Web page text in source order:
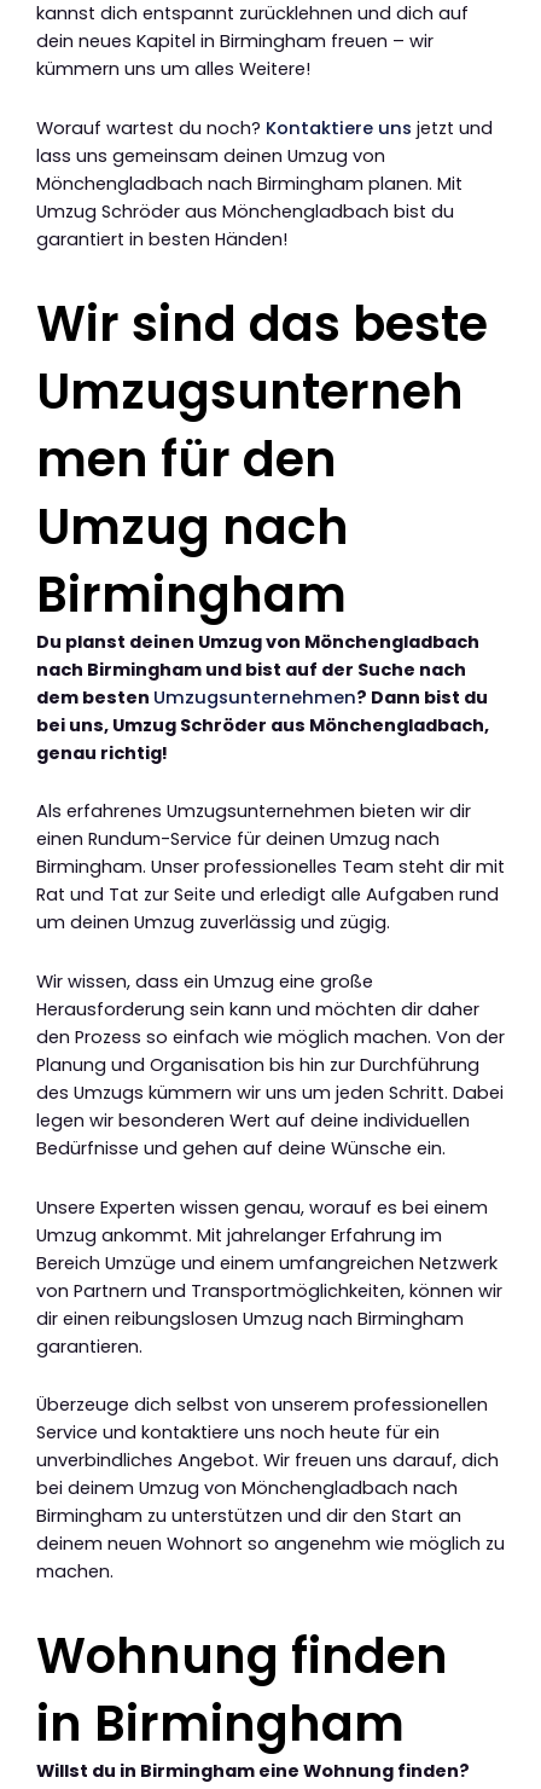
kannst dich entspannt zurücklehnen und dich auf
dein neues Kapitel in Birmingham freuen – wir
kümmern uns um alles Weitere!
Worauf wartest du noch? Kontaktiere uns jetzt und
lass uns gemeinsam deinen Umzug von
Mönchengladbach nach Birmingham planen. Mit
Umzug Schröder aus Mönchengladbach bist du
garantiert in besten Händen!
Wir sind das beste
Umzugsunterneh
men für den
Umzug nach
Birmingham
Du planst deinen Umzug von Mönchengladbach
nach Birmingham und bist auf der Suche nach
dem besten Umzugsunternehmen? Dann bist du
bei uns, Umzug Schröder aus Mönchengladbach,
genau richtig!
Als erfahrenes Umzugsunternehmen bieten wir dir
einen Rundum-Service für deinen Umzug nach
Birmingham. Unser professionelles Team steht dir mit
Rat und Tat zur Seite und erledigt alle Aufgaben rund
um deinen Umzug zuverlässig und zügig.
Wir wissen, dass ein Umzug eine große
Herausforderung sein kann und möchten dir daher
den Prozess so einfach wie möglich machen. Von der
Planung und Organisation bis hin zur Durchführung
des Umzugs kümmern wir uns um jeden Schritt. Dabei
legen wir besonderen Wert auf deine individuellen
Bedürfnisse und gehen auf deine Wünsche ein.
Unsere Experten wissen genau, worauf es bei einem
Umzug ankommt. Mit jahrelanger Erfahrung im
Bereich Umzüge und einem umfangreichen Netzwerk
von Partnern und Transportmöglichkeiten, können wir
dir einen reibungslosen Umzug nach Birmingham
garantieren.
Überzeuge dich selbst von unserem professionellen
Service und kontaktiere uns noch heute für ein
unverbindliches Angebot. Wir freuen uns darauf, dich
bei deinem Umzug von Mönchengladbach nach
Birmingham zu unterstützen und dir den Start an
deinem neuen Wohnort so angenehm wie möglich zu
machen.
Wohnung finden
in Birmingham
Willst du in Birmingham eine Wohnung finden?